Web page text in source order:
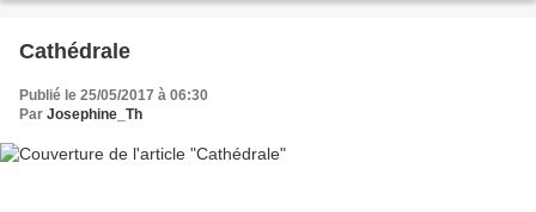
Cathédrale
Publié le 25/05/2017 à 06:30
Par Josephine_Th